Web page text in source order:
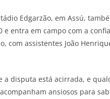
Edgarzão, em Assú,
entra em campo com a
assistentes João
a disputa está acirrada, e
ansiosos para